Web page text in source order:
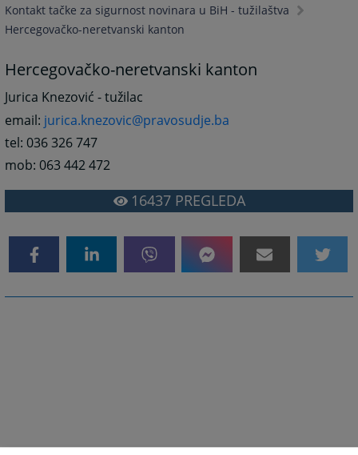
Kontakt tačke za sigurnost novinara u BiH - tužilaštva
Hercegovačko-neretvanski kanton
Hercegovačko-neretvanski kanton
Jurica Knezović - tužilac
email: jurica.knezovic@pravosudje.ba
tel: 036 326 747
mob: 063 442 472
16437PREGLEDA